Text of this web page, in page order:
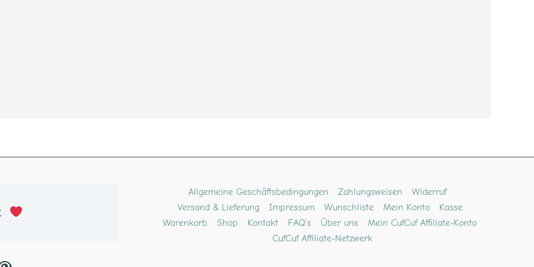
Allgemeine Geschäftsbedingungen Zahlungsweisen
Widerruf
Versand & Lieferung
Impressum Wunschliste Mein Konto
Kasse
Warenkorb
Shop Kontakt FAQ’s Über uns
Mein CufCuf Affiliate-Konto
CufCuf Affiliate-Netzwerk